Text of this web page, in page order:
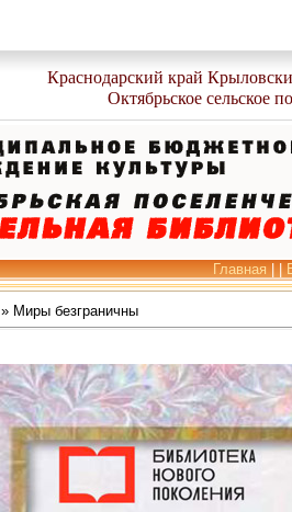
Краснодарский край
Октябрьское сельское
Главная||
» Миры безграничны